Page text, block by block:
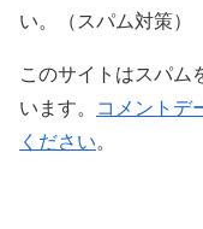
い。（スパム対策）
このサイトはスパム
います。
コメントデ
ください。